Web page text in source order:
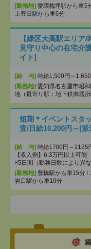
[勤務地] 愛環梅坪駅から車5
上豊田駅から車6分
【緑区大高駅エリア
見守り中心の在宅介
イト]
[給 与] 時給1,500円～
[勤務地] 愛知県名古屋市昭
地（最寄り駅：地下鉄御器所
短期＊イベントスタ
査/日給10,200円～[派
[給 与] 時給1700円～2125
【収入例】6.3万円以上可
×5日間（勤務日数により異な
[勤務地] 豊橋駅から車15分 /
岩口駅から車10分